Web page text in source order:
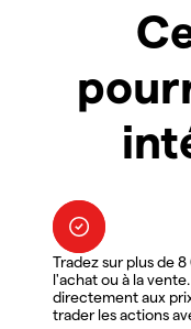
Tradez sur plus de
l'achat ou à la
directement aux
trader les actions